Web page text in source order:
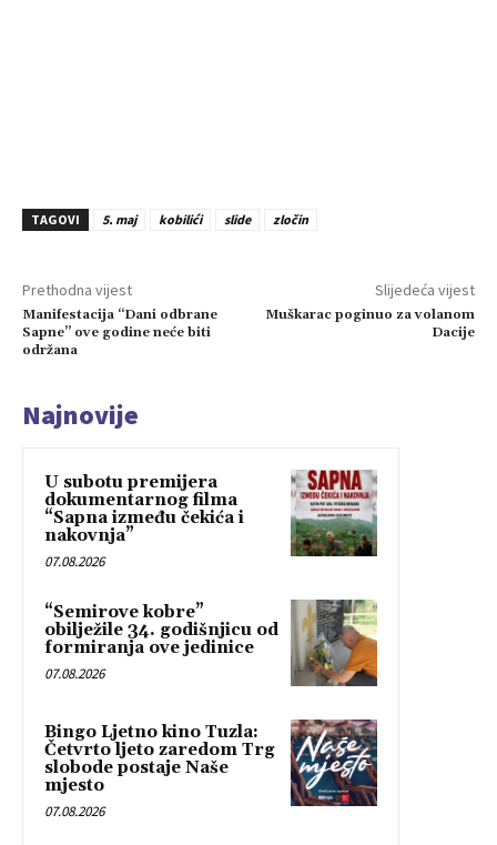
TAGOVI 5. maj kobilići slide zločin
Prethodna vijest
Manifestacija “Dani odbrane
Sapne” ove godine neće biti
održana
Slijedeća vijest
Muškarac poginuo za volanom
Dacije
Najnovije
U subotu premijera
dokumentarnog filma
“Sapna između čekića i
nakovnja”
07.08.2026
“Semirove kobre”
obilježile 34. godišnjicu od
formiranja ove jedinice
07.08.2026
Bingo Ljetno kino Tuzla:
Četvrto ljeto zaredom Trg
slobode postaje Naše
mjesto
07.08.2026